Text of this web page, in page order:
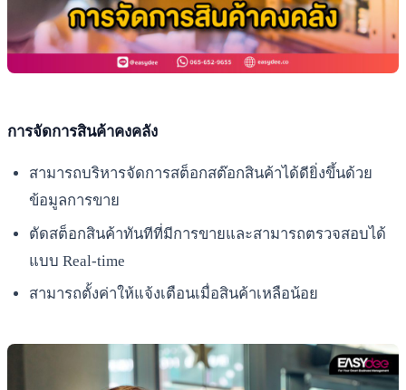
การจัดการสินค้าคงคลัง
สามารถบริหารจัดการสต็อกสต๊อกสินค้าได้ดียิ่งขึ้นด้วย
ข้อมูลการขาย
ตัดสต็อกสินค้าทันทีที่มีการขายและสามารถตรวจสอบได้
แบบ Real-time
สามารถตั้งค่าให้แจ้งเตือนเมื่อสินค้าเหลือน้อย